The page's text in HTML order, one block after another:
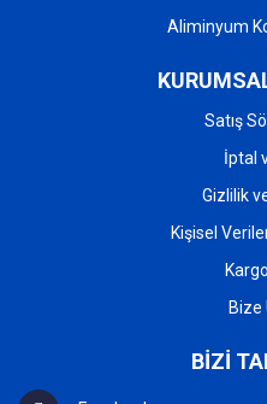
Aliminyum
Satış
İptal
Gizlilik
Kişisel
Bize
BİZİ